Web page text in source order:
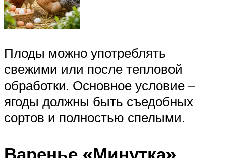
Плоды можно употреблять
свежими или после тепловой
обработки. Основное условие –
ягоды должны быть съедобных
сортов и полностью спелыми.